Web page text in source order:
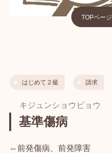
TOPページ
はじめて２級 請求
キジュンショウビョウ
基準傷病
⇔前発傷病、前発障害